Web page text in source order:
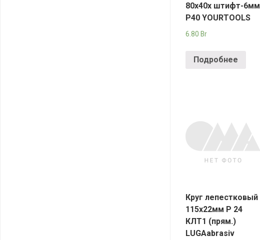
80х40х штифт-6мм
Р40 YOURTOOLS
6.80 Br
Подробнее
Круг лепестковый
115х22мм Р 24
КЛT1 (прям.)
LUGAabrasiv